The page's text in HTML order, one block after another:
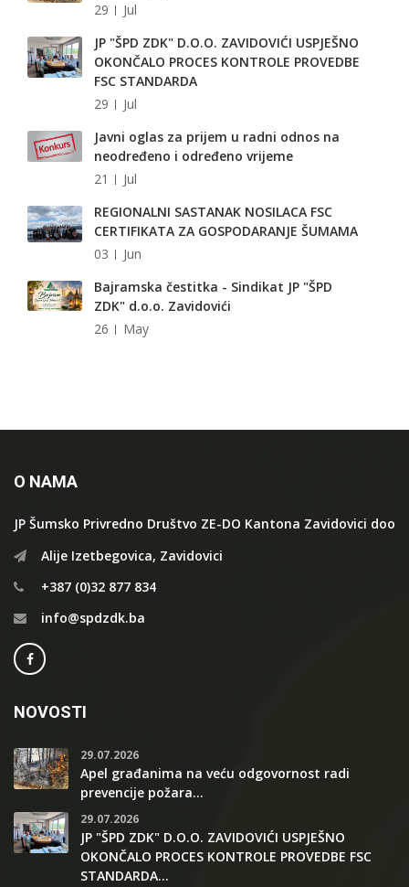
29
Jul
JP "ŠPD ZDK" D.O.O. ZAVIDOVIĆI USPJEŠNO
OKONČALO PROCES KONTROLE PROVEDBE
FSC STANDARDA
29
Jul
Javni oglas za prijem u radni odnos na
neodređeno i određeno vrijeme
21
Jul
REGIONALNI SASTANAK NOSILACA FSC
CERTIFIKATA ZA GOSPODARANJE ŠUMAMA
03
Jun
Bajramska čestitka - Sindikat JP "ŠPD
ZDK" d.o.o. Zavidovići
26
May
O NAMA
JP Šumsko Privredno Društvo ZE-DO Kantona Zavidovici doo
Alije Izetbegovica, Zavidovici
+387 (0)32 877 834
info@spdzdk.ba
NOVOSTI
29.07.2026
Apel građanima na veću odgovornost radi
prevencije požara...
29.07.2026
JP "ŠPD ZDK" D.O.O. ZAVIDOVIĆI USPJEŠNO
OKONČALO PROCES KONTROLE PROVEDBE FSC
STANDARDA...